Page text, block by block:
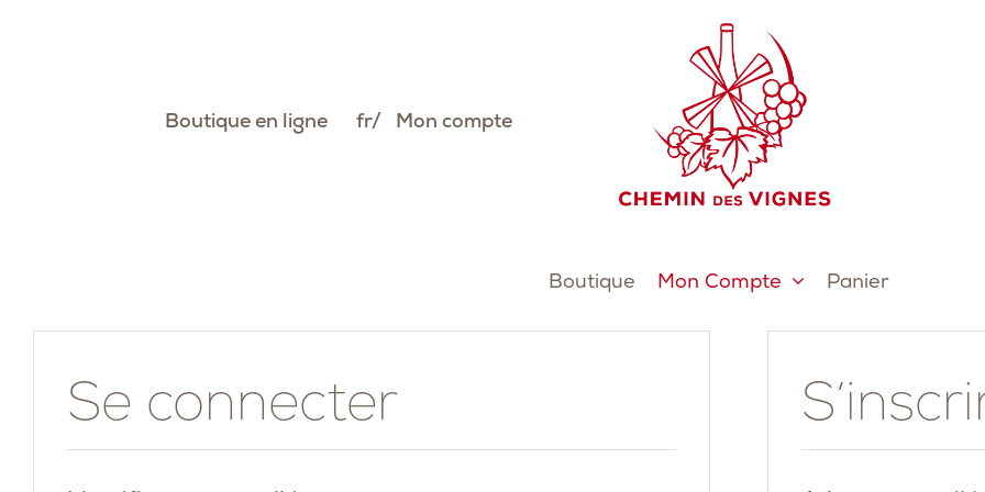
Boutique en ligne fr Mon compte
Boutique Mon Compte Panier
Se connecter